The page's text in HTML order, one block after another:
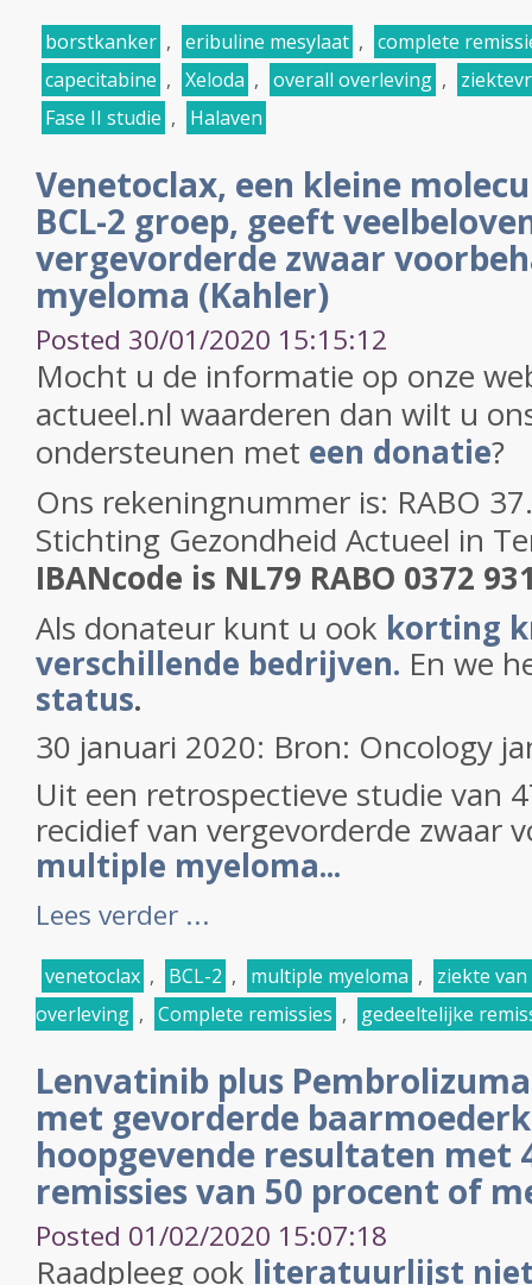
borstkanker , eribuline mesylaat , complete
capecitabine , Xeloda , overall overleving ,
Fase II studie , Halaven
Venetoclax, een kleine
BCL-2 groep, geeft
vergevorderde zwaar
myeloma (Kahler)
Posted 30/01/2020 15:15:12
Mocht u de informatie op onze
actueel.nl waarderen dan wilt u
ondersteunen met een donatie?
Ons rekeningnummer is: RABO
Stichting Gezondheid Actueel in
IBANcode is NL79 RABO 0372
Als donateur kunt u ook korting
verschillende bedrijven. En we
status.
30 januari 2020: Bron: Oncology
Uit een retrospectieve studie van
recidief van vergevorderde zwaar
multiple myeloma...
Lees verder ...
venetoclax , BCL-2 , multiple myeloma ,
ziekte
overleving , Complete remissies , gedeeltelijke
Lenvatinib plus
met gevorderde
hoopgevende resultaten met
remissies van 50 procent of
Posted 01/02/2020 15:07:18
Raadpleeg ook literatuurlijst